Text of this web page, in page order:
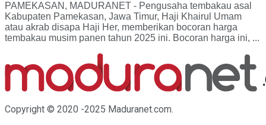
PAMEKASAN, MADURANET - Pengusaha tembakau asal
Kabupaten Pamekasan, Jawa Timur, Haji Khairul Umam
atau akrab disapa Haji Her, memberikan bocoran harga
tembakau musim panen tahun 2025 ini. Bocoran harga ini, ...
Copyright © 2020 -2025 Maduranet.com.